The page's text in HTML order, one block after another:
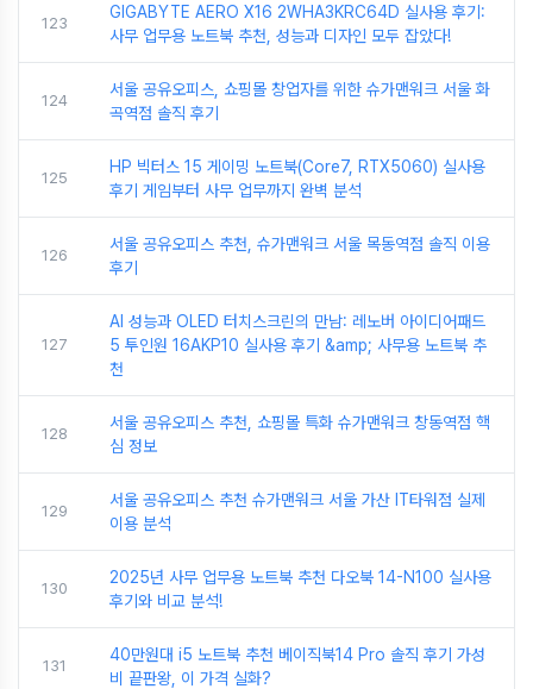
123
GIGABYTE AERO X16 2WHA3KRC64D 실사용 후기:
사무 업무용 노트북 추천, 성능과 디자인 모두 잡았다!
124
서울 공유오피스, 쇼핑몰 창업자를 위한 슈가맨워크 서울 화
곡역점 솔직 후기
125
HP 빅터스 15 게이밍 노트북(Core7, RTX5060) 실사용
후기 게임부터 사무 업무까지 완벽 분석
126
서울 공유오피스 추천, 슈가맨워크 서울 목동역점 솔직 이용
후기
127
AI 성능과 OLED 터치스크린의 만남: 레노버 아이디어패드
5 투인원 16AKP10 실사용 후기 &amp; 사무용 노트북 추
천
128
서울 공유오피스 추천, 쇼핑몰 특화 슈가맨워크 창동역점 핵
심 정보
129
서울 공유오피스 추천 슈가맨워크 서울 가산 IT타워점 실제
이용 분석
130
2025년 사무 업무용 노트북 추천 다오북 14-N100 실사용
후기와 비교 분석!
131
40만원대 i5 노트북 추천 베이직북14 Pro 솔직 후기 가성
비 끝판왕, 이 가격 실화?